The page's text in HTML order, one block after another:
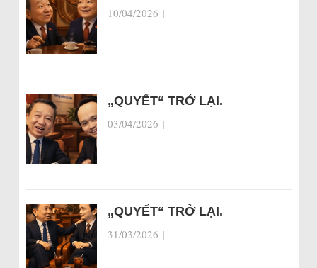
10/04/2026 |
„QUYẾT“ TRỞ LẠI.
03/04/2026 |
„QUYẾT“ TRỞ LẠI.
31/03/2026 |